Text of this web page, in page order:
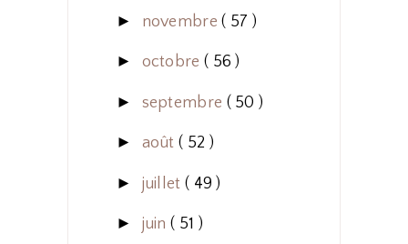
► novembre( 57 )
► octobre ( 56 )
► septembre ( 50 )
► août ( 52 )
► juillet ( 49 )
► juin ( 51 )